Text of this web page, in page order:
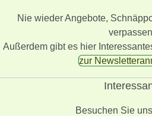
Nie wieder Angebote,
Außerdem gibt es hier
zur
Besuchen Sie